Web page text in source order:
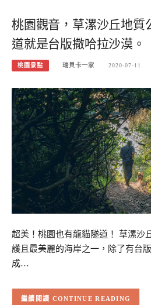
桃園觀音，草漯沙丘地質
道就是台版撒哈拉沙漠。
桃園景點 瑞貝卡一家 2020-07-11
超美！桃園也有龍貓隧道！ 草漯沙
護且最美麗的海岸之一，除了有台
成…
CONTINUE READING